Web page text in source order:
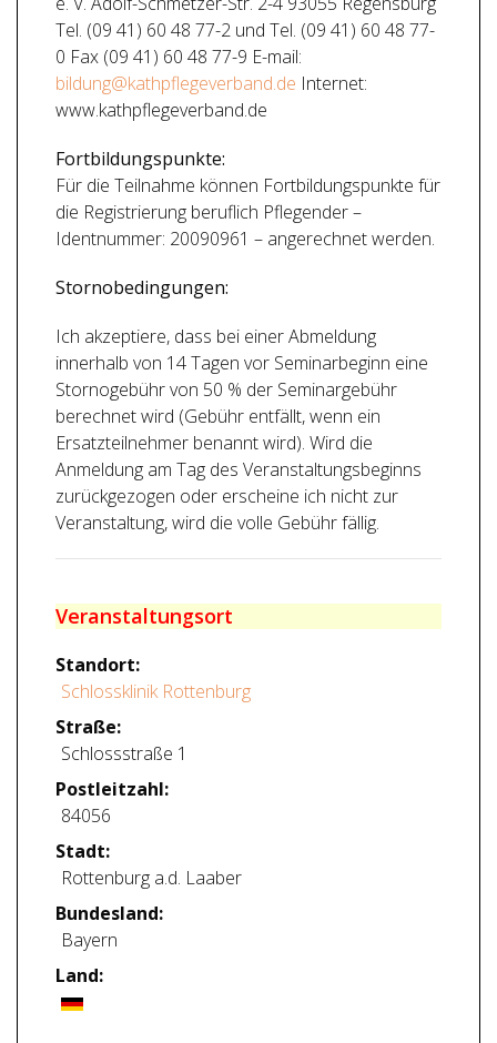
Tel. (09 41) 60 48 77-2 und Tel. (09 41) 60 48 77-
0 Fax (09 41) 60 48 77-9 E-mail:
bildung@kathpflegeverband.de Internet:
www.kathpflegeverband.de
Fortbildungspunkte:
Für die Teilnahme können Fortbildungspunkte für
die Registrierung beruflich Pflegender –
Identnummer: 20090961 – angerechnet werden.
Stornobedingungen:
Ich akzeptiere, dass bei einer Abmeldung
innerhalb von 14 Tagen vor Seminarbeginn eine
Stornogebühr von 50 % der Seminargebühr
berechnet wird (Gebühr entfällt, wenn ein
Ersatzteilnehmer benannt wird). Wird die
Anmeldung am Tag des Veranstaltungsbeginns
zurückgezogen oder erscheine ich nicht zur
Veranstaltung, wird die volle Gebühr fällig.
Veranstaltungsort
Standort:
Schlossklinik Rottenburg
Straße:
Schlossstraße 1
Postleitzahl:
84056
Stadt:
Rottenburg a.d. Laaber
Bundesland:
Bayern
Land: